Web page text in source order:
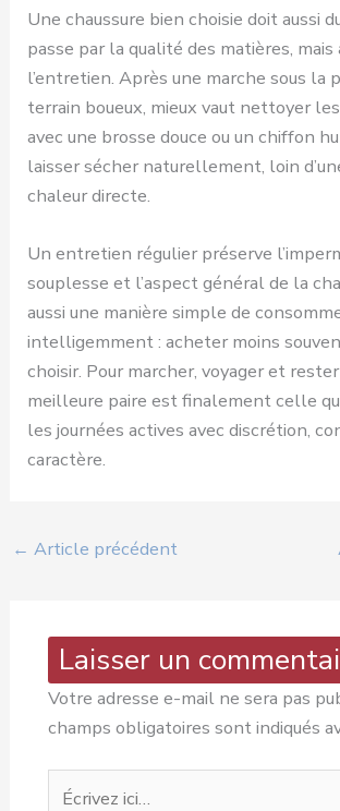
Une chaussure bien choisie doit aussi
passe par la qualité des matières, mais
l’entretien. Après une marche sous la
terrain boueux, mieux vaut nettoyer
avec une brosse douce ou un chiffon
laisser sécher naturellement, loin
chaleur directe.
Un entretien régulier préserve
souplesse et l’aspect général de la
aussi une manière simple de
intelligemment : acheter moins
choisir. Pour marcher, voyager et
meilleure paire est finalement celle
les journées actives avec discrétion,
caractère.
← Article précédent
Laisser un
Votre adresse e-mail ne sera pas
champs obligatoires sont indiqués
Écrivez